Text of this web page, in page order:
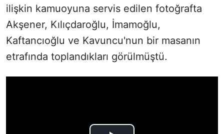
ilişkin kamuoyuna servis edilen fotoğrafta
Akşener, Kılıçdaroğlu, İmamoğlu,
Kaftancıoğlu ve Kavuncu'nun bir masanın
etrafında toplandıkları görülmüştü.